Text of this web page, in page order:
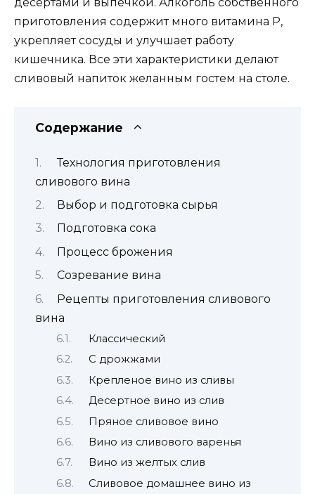
приготовления содержит много витамина Р,
укрепляет сосуды и улучшает работу
кишечника. Все эти характеристики делают
сливовый напиток желанным гостем на столе.
Содержание
Технология приготовления
сливового вина
Выбор и подготовка сырья
Подготовка сока
Процесс брожения
Созревание вина
Рецепты приготовления сливового
вина
Классический
С дрожжами
Крепленое вино из сливы
Десертное вино из слив
Пряное сливовое вино
Вино из сливового варенья
Вино из желтых слив
Сливовое домашнее вино из